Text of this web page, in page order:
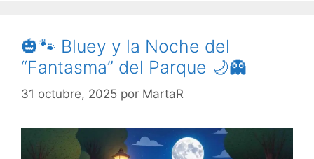
🎃🐾 Bluey y la Noche del
“Fantasma” del Parque 🌙👻
31 octubre, 2025 por MartaR